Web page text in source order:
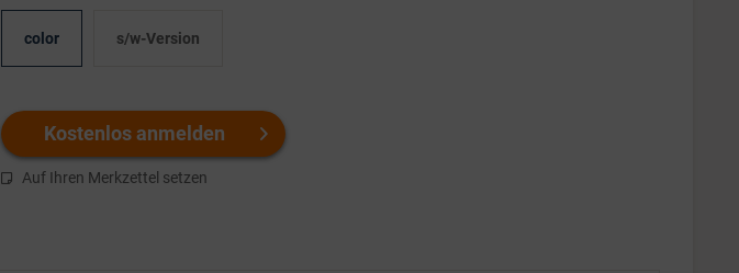
color s/w-Version
Kostenlos anmelden
Auf Ihren Merkzettel setzen